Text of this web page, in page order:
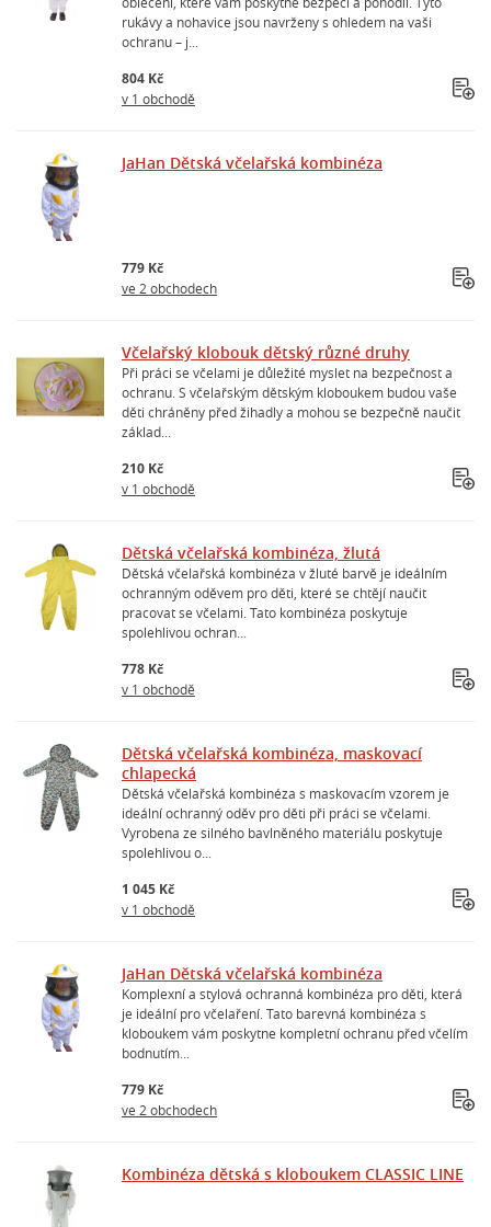
rukávy a nohavice jsou navrženy s ohledem na vaši
ochranu – j...
804 Kč
v 1 obchodě
JaHan Dětská včelařská kombinéza
779 Kč
ve 2 obchodech
Včelařský klobouk dětský různé druhy
Při práci se včelami je důležité myslet na bezpečnost a
ochranu. S včelařským dětským kloboukem budou vaše
děti chráněny před žihadly a mohou se bezpečně naučit
základ...
210 Kč
v 1 obchodě
Dětská včelařská kombinéza, žlutá
Dětská včelařská kombinéza v žluté barvě je ideálním
ochranným oděvem pro děti, které se chtějí naučit
pracovat se včelami. Tato kombinéza poskytuje
spolehlivou ochran...
778 Kč
v 1 obchodě
Dětská včelařská kombinéza, maskovací
chlapecká
Dětská včelařská kombinéza s maskovacím vzorem je
ideální ochranný oděv pro děti při práci se včelami.
Vyrobena ze silného bavlněného materiálu poskytuje
spolehlivou o...
1 045 Kč
v 1 obchodě
JaHan Dětská včelařská kombinéza
Komplexní a stylová ochranná kombinéza pro děti, která
je ideální pro včelaření. Tato barevná kombinéza s
kloboukem vám poskytne kompletní ochranu před včelím
bodnutím...
779 Kč
ve 2 obchodech
Kombinéza dětská s kloboukem CLASSIC LINE